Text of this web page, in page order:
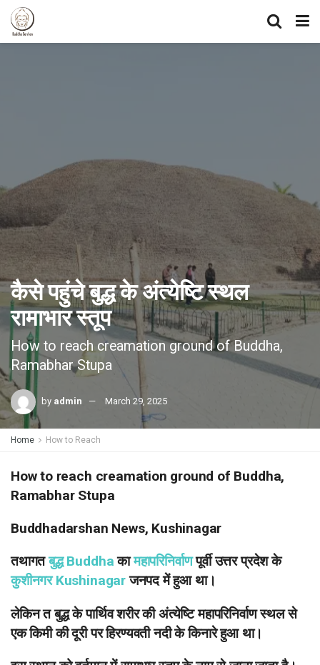
कैसे पहुंचे बुद्ध के अंत्येष्टि स्थल
रामाभार स्तूप
How to reach creamation ground of Buddha,
Ramabhar Stupa
by admin March 29, 2025
Home How to Reach
How to reach creamation ground of Buddha,
Ramabhar Stupa
Buddhadarshan News, Kushinagar
तथागतबुद्ध Buddhaकामहापरिनिर्वाणपूर्वी उत्तर प्रदेश के
कुशीनगर Kushinagarजनपद में हुआ था।
लेकिन त बुद्ध के पार्थिव शरीर की अंत्येष्टि महापरिनिर्वाण स्थल से
एक किमी की दूरी पर हिरण्यवती नदी के किनारे हुआ था।